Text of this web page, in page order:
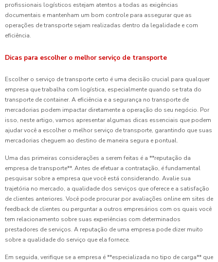
profissionais logísticos estejam atentos a todas as exigências
documentais e mantenham um bom controle para assegurar que as
operações de transporte sejam realizadas dentro da legalidade e com
eficiência.
Dicas para escolher o melhor serviço de transporte
Escolher o serviço de transporte certo é uma decisão crucial para qualquer
empresa que trabalha com logística, especialmente quando se trata do
transporte de container. A eficiência e a segurança no transporte de
mercadorias podem impactar diretamente a operação do seu negócio. Por
isso, neste artigo, vamos apresentar algumas dicas essenciais que podem
ajudar você a escolher o melhor serviço de transporte, garantindo que suas
mercadorias cheguem ao destino de maneira segura e pontual.
Uma das primeiras considerações a serem feitas é a **reputação da
empresa de transporte**. Antes de efetuar a contratação, é fundamental
pesquisar sobre a empresa que você está considerando. Avalie sua
trajetória no mercado, a qualidade dos serviços que oferece e a satisfação
de clientes anteriores. Você pode procurar por avaliações online em sites de
feedback de clientes ou perguntar a outros empresários com os quais você
tem relacionamento sobre suas experiências com determinados
prestadores de serviços. A reputação de uma empresa pode dizer muito
sobre a qualidade do serviço que ela fornece.
Em seguida, verifique se a empresa é **especializada no tipo de carga** que